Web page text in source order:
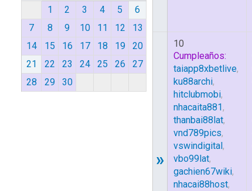
1 2 3 4 5
6
7
8 9 10 11 12
13
14
15 16 17 18 19
20
21
22 23 24 25 26
27
28
29 30
»
10
Cumpleaños:
taiapp8xbetlive,
ku88archi,
hitclubmobi,
nhacaita881,
thanbai88lat,
vnd789pics,
vswindigital,
vbo99lat,
gachien67wiki,
nhacai88host,